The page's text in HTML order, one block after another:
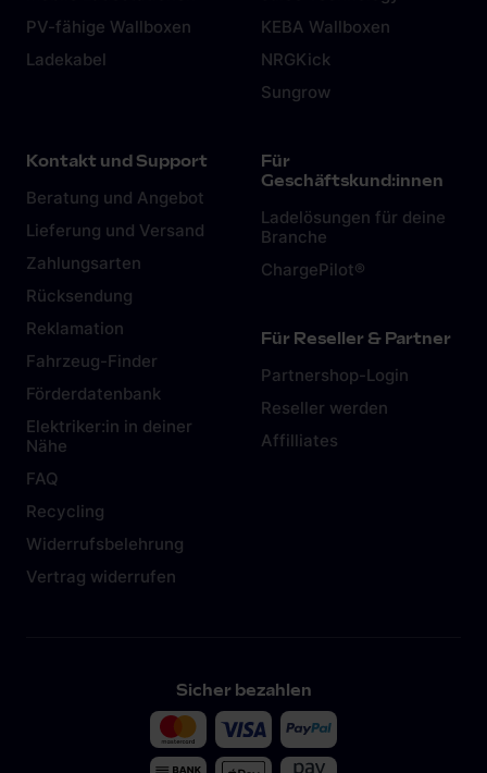
PV-fähige Wallboxen
Ladekabel
KEBA Wallboxen
NRGKick
Sungrow
Kontakt und Support
Beratung und Angebot
Lieferung und Versand
Zahlungsarten
Rücksendung
Reklamation
Fahrzeug-Finder
Förderdatenbank
Elektriker:in in deiner
Nähe
FAQ
Recycling
Widerrufsbelehrung
Vertrag widerrufen
Für
Geschäftskund:innen
Ladelösungen für deine
Branche
ChargePilot®
Für Reseller & Partner
Partnershop-Login
Reseller werden
Affilliates
Sicher bezahlen